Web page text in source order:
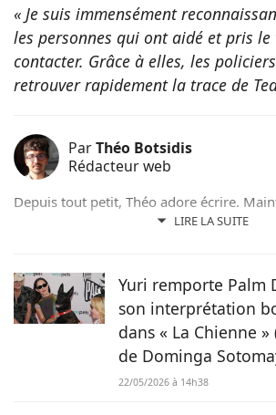
« Je suis immensément
les personnes qui ont aidé et pris le
contacter. Grâce à elles, les
retrouver rapidement la trace de
ParThéo Botsidis
Rédacteur web
LIRE LA SUITE
Depuis tout petit, Théo adore écrire.
rédacteur web, il partage avec plaisir ce
Yuri remporte Palm
son interprétation
dans « La Chienne »
de Dominga
22/05/2026 à 14h38